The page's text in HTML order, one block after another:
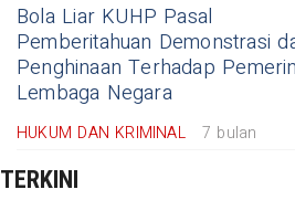
Bola Liar KUHP Pasal
Pemberitahuan Demonstrasi
Penghinaan Terhadap
Lembaga Negara
HUKUM DAN KRIMINAL 7 bulan
TERKINI